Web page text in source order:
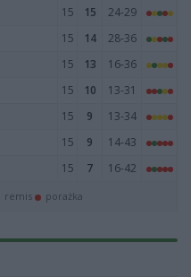
15 15
24-29
15 14
28-36
15 13
16-36
15 10
13-31
15 9
13-34
15 9
14-43
15 7 16-42
remis porażka